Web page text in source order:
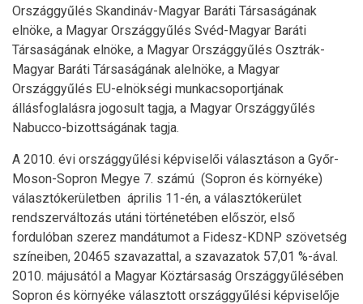
Országgyűlés Skandináv-Magyar Baráti Társaságának
elnöke, a Magyar Országgyűlés Svéd-Magyar Baráti
Társaságának elnöke, a Magyar Országgyűlés Osztrák-
Magyar Baráti Társaságának alelnöke, a Magyar
Országgyűlés EU-elnökségi munkacsoportjának
állásfoglalásra jogosult tagja, a Magyar Országgyűlés
Nabucco-bizottságának tagja.
A 2010. évi országgyűlési képviselői választáson a Győr-
Moson-Sopron Megye 7. számú (Sopron és környéke)
választókerületben április 11-én, a választókerület
rendszerváltozás utáni történetében először, első
fordulóban szerez mandátumot a Fidesz-KDNP szövetség
színeiben, 20465 szavazattal, a szavazatok 57,01 %-ával.
2010. májusától a Magyar Köztársaság Országgyűlésében
Sopron és környéke választott országgyűlési képviselője